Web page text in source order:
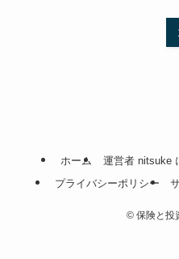
ホーム 運営者 nitsuke
プライバシーポリシー
©保険と投